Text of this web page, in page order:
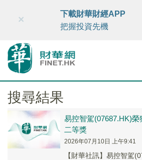
財華智庫網 FINTV FINMETA
×
下載財華財經APP
把握投資先機
搜尋結果
易控智駕(07687.HK)
二等獎
2026年07月10日 上午9:41
【財華社訊】易控智駕